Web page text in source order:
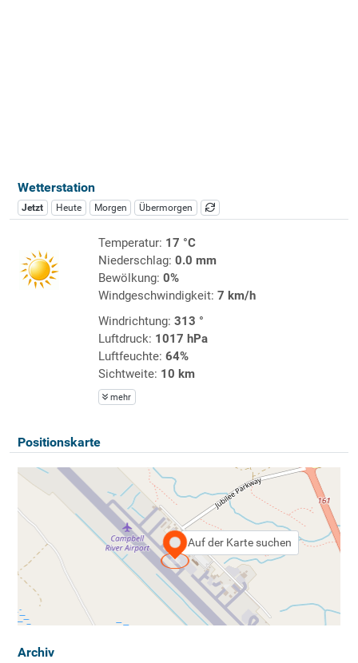
Wetterstation
Jetzt Heute Morgen Übermorgen
Temperatur: 17 °C
Niederschlag: 0.0 mm
Bewölkung: 0%
Windgeschwindigkeit: 7 km/h
Windrichtung: 313 °
Luftdruck: 1017 hPa
Luftfeuchte: 64%
Sichtweite: 10 km
mehr
Positionskarte
Auf der Karte suchen
Archiv